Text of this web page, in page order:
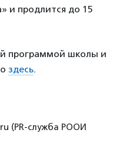
и продлится до 15
программой школы и
здесь.
(PR-служба РООИ